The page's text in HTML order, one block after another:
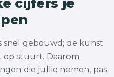
snel gebouwd; de kunst
op stuurt. Daarom
die jullie nemen, pas